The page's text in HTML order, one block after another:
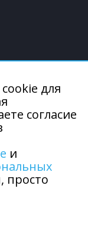
центр
данных
—
для
согласие
и
просто